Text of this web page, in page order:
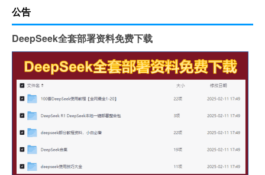
公告
DeepSeek全套部署资料免费下载